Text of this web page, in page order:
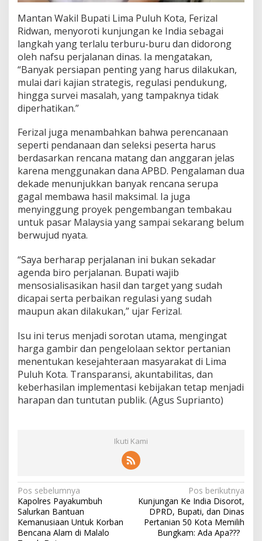
Mantan Wakil Bupati Lima Puluh Kota, Ferizal
Ridwan, menyoroti kunjungan ke India sebagai
langkah yang terlalu terburu-buru dan didorong
oleh nafsu perjalanan dinas. Ia mengatakan,
“Banyak persiapan penting yang harus dilakukan,
mulai dari kajian strategis, regulasi pendukung,
hingga survei masalah, yang tampaknya tidak
diperhatikan.”
Ferizal juga menambahkan bahwa perencanaan
seperti pendanaan dan seleksi peserta harus
berdasarkan rencana matang dan anggaran jelas
karena menggunakan dana APBD. Pengalaman dua
dekade menunjukkan banyak rencana serupa
gagal membawa hasil maksimal. Ia juga
menyinggung proyek pengembangan tembakau
untuk pasar Malaysia yang sampai sekarang belum
berwujud nyata.
“Saya berharap perjalanan ini bukan sekadar
agenda biro perjalanan. Bupati wajib
mensosialisasikan hasil dan target yang sudah
dicapai serta perbaikan regulasi yang sudah
maupun akan dilakukan,” ujar Ferizal.
Isu ini terus menjadi sorotan utama, mengingat
harga gambir dan pengelolaan sektor pertanian
menentukan kesejahteraan masyarakat di Lima
Puluh Kota. Transparansi, akuntabilitas, dan
keberhasilan implementasi kebijakan tetap menjadi
harapan dan tuntutan publik. (Agus Suprianto)
Ikuti Kami
N
a
v
Pos sebelumnya
Kapolres Payakumbuh
Salurkan Bantuan
Kemanusiaan Untuk Korban
Bencana Alam di Malalo
Pos berikutnya
Kunjungan Ke India Disorot,
DPRD, Bupati, dan Dinas
Pertanian 50 Kota Memilih
Bungkam: Ada Apa???